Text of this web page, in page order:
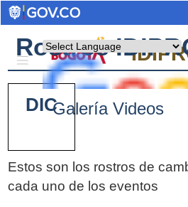
Rostros
Galería Videos
Estos son los rostros de
cada uno de los eventos
DIC